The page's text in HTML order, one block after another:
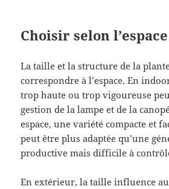
Choisir selon
La taille et la structure de la
correspondre à l’espace. En
trop haute ou trop vigoureuse
gestion de la lampe et de la
espace, une variété compacte et
peut être plus adaptée qu’une
productive mais difficile à
En extérieur, la taille influence